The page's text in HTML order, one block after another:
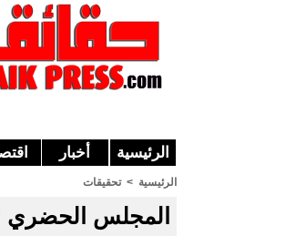
الرئيسية أخبار
الرئيسية > تحقيقات
المجلس الحضري